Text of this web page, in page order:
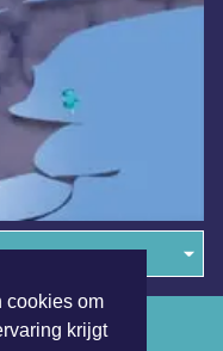
cookies om
krijgt